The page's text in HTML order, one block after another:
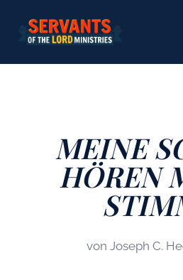
Inhalt
springen
MEINE
HÖREN
von Joseph C.